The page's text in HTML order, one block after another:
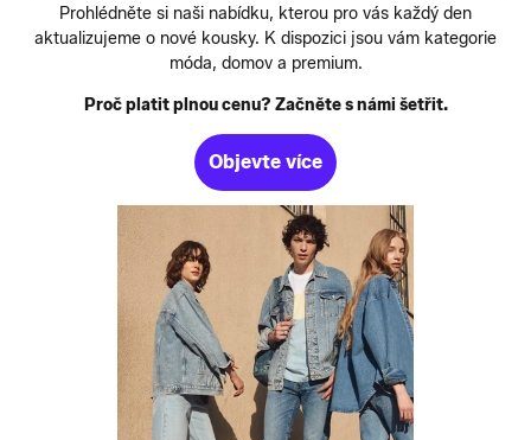
Prohlédněte si naši nabídku, kterou pro vás každý den
aktualizujeme o nové kousky. K dispozici jsou vám kategorie
móda, domov a premium.
Proč platit plnou cenu? Začněte s námi šetřit.
Objevte více